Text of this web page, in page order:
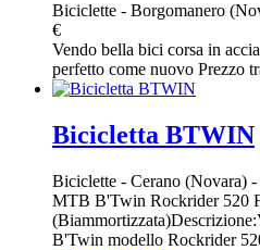
Biciclette - Borgomanero
€
Vendo bella bici corsa in
perfetto come nuovo Prezzo
Bicicletta BTWIN
Biciclette - Cerano (Novara) -
MTB B'Twin Rockrider 520
B'Twin modello Rockrider